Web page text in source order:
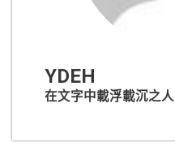
YDEH
在文字中載浮載沉之人